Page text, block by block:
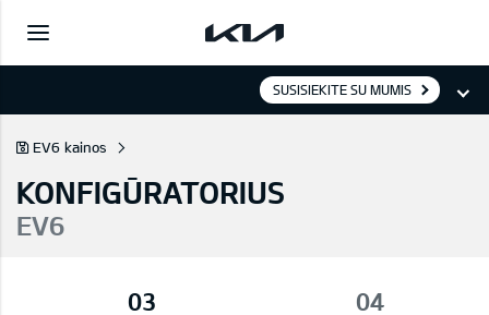
SUSISIEKITE SU MUMIS
EV6 kainos
KONFIGŪRATORIUS
EV6